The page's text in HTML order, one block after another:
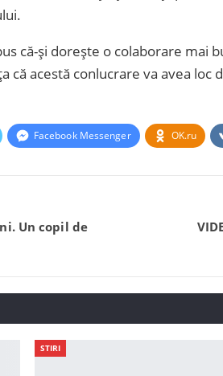
că-și dorește o colaborare mai
că acestă conlucrare va avea
Facebook Messenger OK.ru
Un copil de
STIRI